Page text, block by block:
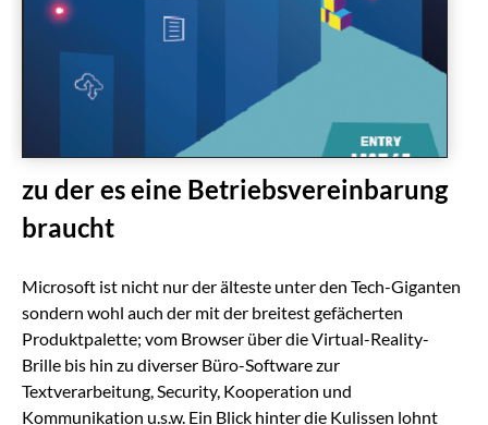
zu der es eine Betriebsvereinbarung
braucht
Microsoft ist nicht nur der älteste unter den Tech-Giganten
sondern wohl auch der mit der breitest gefächerten
Produktpalette; vom Browser über die Virtual-Reality-
Brille bis hin zu diverser Büro-Software zur
Textverarbeitung, Security, Kooperation und
Kommunikation u.s.w. Ein Blick hinter die Kulissen lohnt